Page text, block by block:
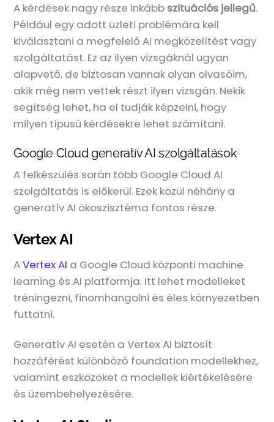
A kérdések nagy része inkább szituációs jellegű.
Például egy adott üzleti problémára kell
kiválasztani a megfelelő AI megközelítést vagy
szolgáltatást. Ez az ilyen vizsgáknál ugyan
alapvető, de biztosan vannak olyan olvasóim,
akik még nem vettek részt ilyen vizsgán. Nekik
segítség lehet, ha el tudják képzelni, hogy
milyen típusú kérdésekre lehet számítani.
Google Cloud generatív AI szolgáltatások
A felkészülés során több Google Cloud AI
szolgáltatás is előkerül. Ezek közül néhány a
generatív AI ökoszisztéma fontos része.
Vertex AI
AVertex AI a Google Cloud központi machine
learning és AI platformja. Itt lehet modelleket
tréningezni, finomhangolni és éles környezetben
futtatni.
Generatív AI esetén a Vertex AI biztosít
hozzáférést különböző foundation modellekhez,
valamint eszközöket a modellek kiértékelésére
és üzembehelyezésére.